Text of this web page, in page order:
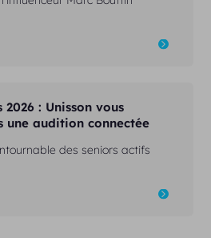
2026 : Unisson vous
une audition connectée
des seniors actifs